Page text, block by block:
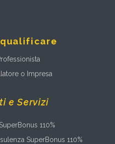
o Impresa
e Servizi
110%
SuperBonus 110%